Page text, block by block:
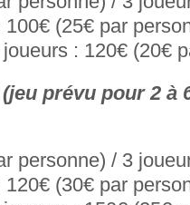
(25€ par
: 120€ (20€
prévu pour 2 à
personne) / 3
(30€ par